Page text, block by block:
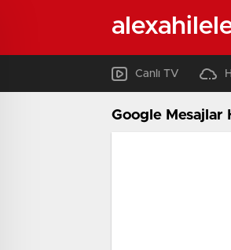
Canlı TV
Google Mesajlar